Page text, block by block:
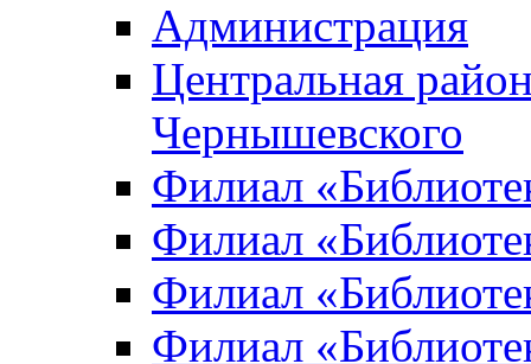
Администрация
Центральная
Чернышевского
Филиал
Филиал
Филиал
Филиал